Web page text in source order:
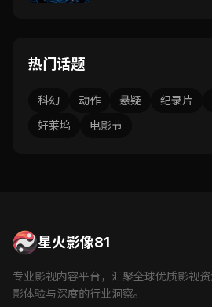
热门话题
科幻 动作 悬疑 纪录片
好莱坞
电影节
星火影像81
专业影视内容平台，汇聚全球优质影视
影体验与深度的行业洞察。